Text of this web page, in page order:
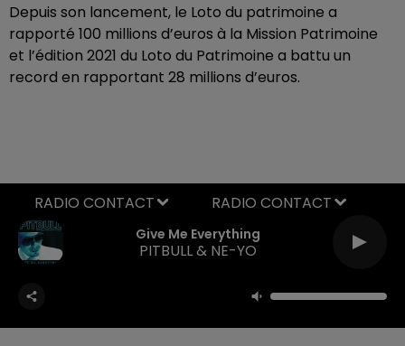
Depuis son lancement, le Loto du patrimoine a
rapporté 100 millions d’euros à la Mission Patrimoine
et l’édition 2021 du Loto du Patrimoine a battu un
record en rapportant 28 millions d’euros.
Give Me Everything
PITBULL & NE-YO
RADIO CONTACT